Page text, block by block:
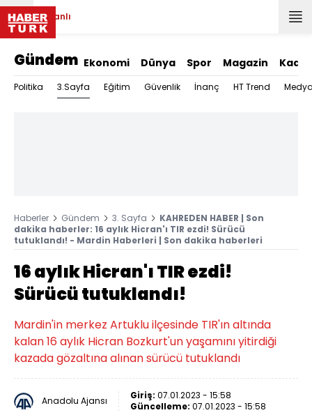
Canlı
Gündem Ekonomi Dünya Spor Magazin Kadın
Politika 3.Sayfa Eğitim Güvenlik İnanç HT Trend
Haberler Gündem 3. Sayfa
KAHREDEN HABER | Son
dakika haberler: 16 aylık Hicran'ı TIR ezdi! Sürücü
tutuklandı! - Mardin Haberleri | Son dakika haberleri
16 aylık Hicran'ı TIR ezdi!
Sürücü tutuklandı!
Mardin'in merkez Artuklu ilçesinde TIR'ın altında
kalan 16 aylık Hicran Bozkurt'un yaşamını yitirdiği
kazada gözaltına alınan sürücü tutuklandı
Anadolu Ajansı Giriş: 07.01.2023 - 15:58
Güncelleme: 07.01.2023 - 15:58